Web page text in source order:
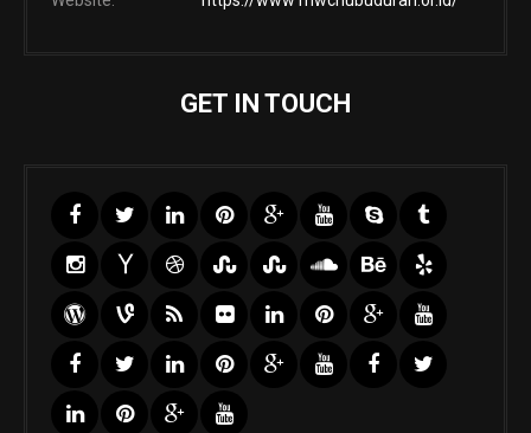
GET IN TOUCH